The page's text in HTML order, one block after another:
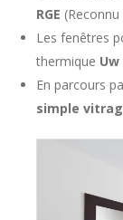
RGE
Les fenêtres
thermique Uw
En parcours
simple